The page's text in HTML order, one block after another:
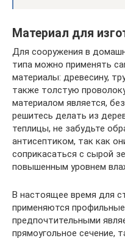
Материал для
Для сооружения в
типа можно применять
материалы: древесину,
также толстую
материалом является,
решитесь делать из
теплицы, не забудьте
антисептиком, так как
соприкасаться с сырой
повышенным уровнем
В настоящее время для
применяются
предпочтительными
прямоугольное сечение,